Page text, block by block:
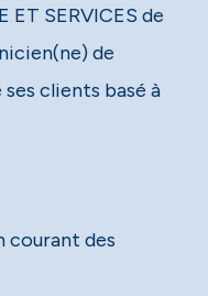
ET SERVICES de
de
ses clients basé à
courant des